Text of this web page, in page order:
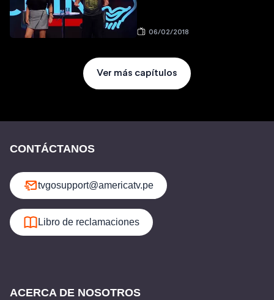
06/02/2018
Ver más capítulos
CONTÁCTANOS
tvgosupport@americatv.pe
Libro de reclamaciones
ACERCA DE NOSOTROS